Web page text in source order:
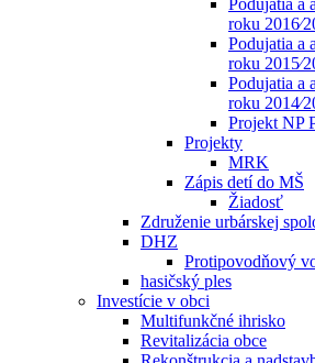
Podujatia a
roku
Podujatia a
roku
Podujatia a
roku
Projekt NP
Projekty
MRK
Zápis detí do MŠ
Žiadosť
Združenie urbárskej
DHZ
Protipovodňový
hasičský ples
Investície v obci
Multifunkčné ihrisko
Revitalizácia obce